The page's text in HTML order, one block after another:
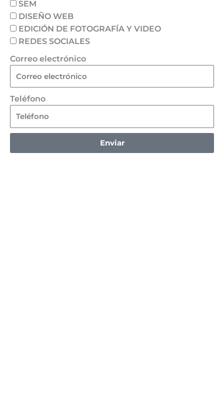
SEM
DISEÑO WEB
EDICIÓN DE FOTOGRAFÍA Y VIDEO
REDES SOCIALES
Correo electrónico
Teléfono
Enviar